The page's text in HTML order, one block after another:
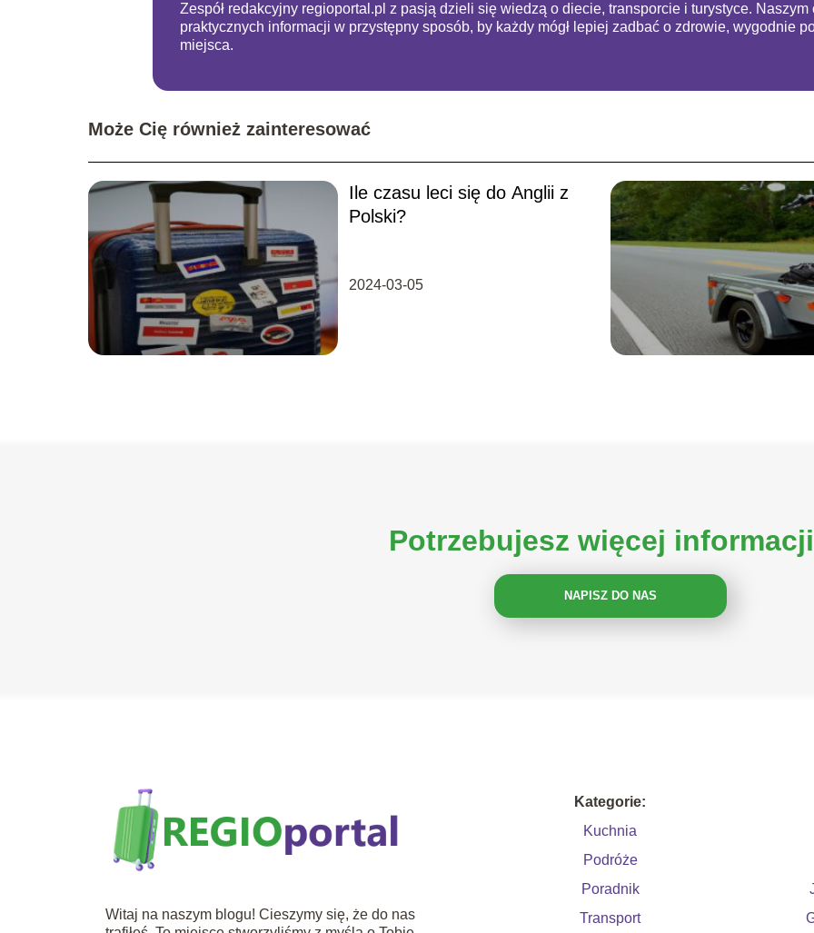
Zespół redakcyjny regioportal.pl z pasją dzieli się wiedzą o diecie, transporcie i turystyce.
praktycznych informacji w przystępny sposób, by każdy mógł lepiej zadbać o zdrowie, wygodnie
miejsca.
Może Cię również zainteresować
Ile czasu leci się do Anglii z
Polski?
2024-03-05
Potrzebujesz więcej
NAPISZ DO NAS
Witaj na naszym blogu! Cieszymy się, że do nas
Kategorie:
Kuchnia
Podróże
Poradnik
Transport